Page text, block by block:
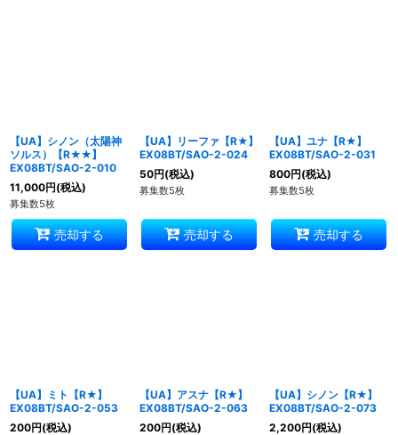
【UA】シノン（太陽神
ソルス）【R★★】
EX08BT/SAO-2-010
11,000円(税込)
募集数5枚
売却する
【UA】リーファ【R★】
EX08BT/SAO-2-024
50円(税込)
募集数5枚
売却する
【UA】ユナ【R★】
EX08BT/SAO-2-031
800円(税込)
募集数5枚
売却する
【UA】ミト【R★】
EX08BT/SAO-2-053
200円(税込)
【UA】アスナ【R★】
EX08BT/SAO-2-063
200円(税込)
【UA】シノン【R★】
EX08BT/SAO-2-073
2,200円(税込)